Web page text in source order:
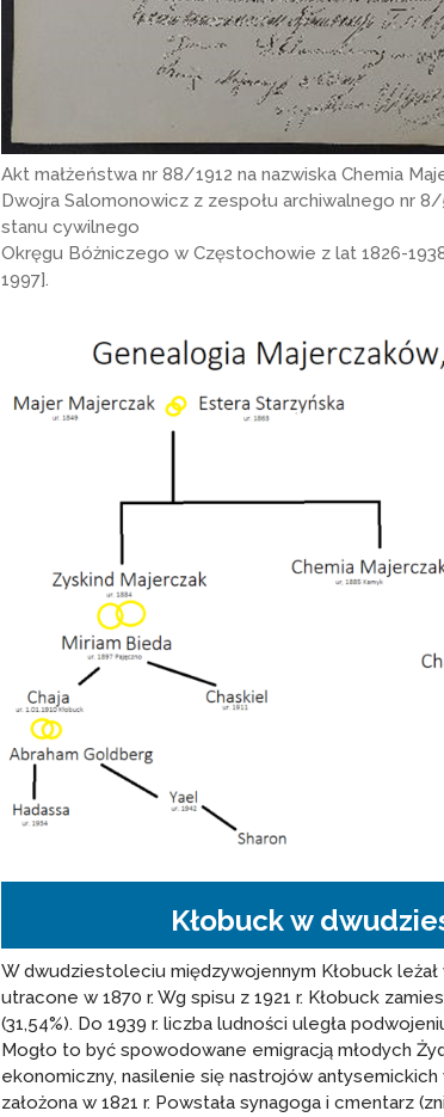
Akt małżeństwa nr 88/1912 na nazwiska Chemia
Dwojra Salomonowicz z zespołu archiwalnego nr
stanu cywilnego
Okręgu Bóżniczego w Częstochowie z lat 1826-
1997].
Kłobuck w
W dwudziestoleciu międzywojennym Kłobuck
utracone w 1870 r. Wg spisu z 1921 r. Kłobuck
(31,54%). Do 1939 r. liczba ludności uległa
Mogło to być spowodowane emigracją młodych
ekonomiczny, nasilenie się nastrojów
założona w 1821 r. Powstała synagoga i cmentarz